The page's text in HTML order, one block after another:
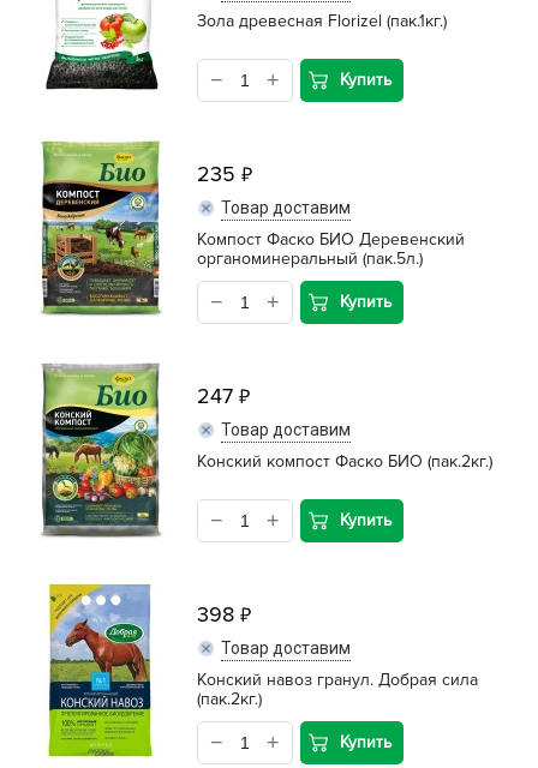
Зола древесная Florizel (пак.1кг.)
Купить
235
Товар доставим
Компост Фаско БИО Деревенский
органоминеральный (пак.5л.)
Купить
247
Товар доставим
Конский компост Фаско БИО (пак.2кг.)
Купить
398
Товар доставим
Конский навоз гранул. Добрая сила
(пак.2кг.)
Купить